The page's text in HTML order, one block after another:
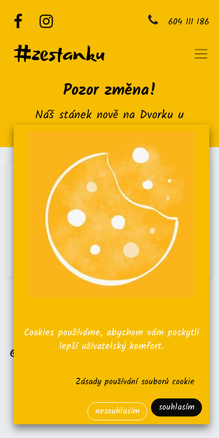
604 111 186
Pozor změna!
Náš stánek nově na Dvorku u
Vodárenské věže na Letné.
Získali jsme 3. místo
mezi tak silnou
konkurencí. @klucizprahy
@realhonestguide ohodnotili náš Danův burger.
Přijdete taky ochutnat?
Video tady
Cookies používáme, abychom vám poskytli
lepší uživatelský komfort.
Zásady používání souborů cookie
nesouhlasím souhlasím